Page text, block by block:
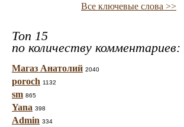
Все ключевые слова >>
Топ 15
по количеству комментариев:
Магаз Анатолий 2040
poroch 1132
sm 865
Yana 398
Admin 334